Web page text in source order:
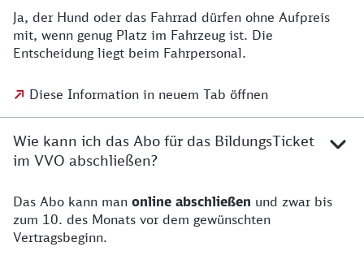
Ja, der Hund oder das Fahrrad dürfen ohne Aufpreis
mit, wenn genug Platz im Fahrzeug ist. Die
Entscheidung liegt beim Fahrpersonal.
Diese Information in neuem Tab öffnen
Wie kann ich das Abo für das BildungsTicket
im VVO abschließen?
Das Abo kann man online abschließen und zwar bis
zum 10. des Monats vor dem gewünschten
Vertragsbeginn.